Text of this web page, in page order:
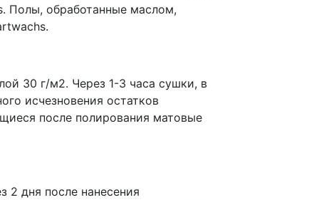
Полы, обработанные маслом,
30 г/м2. Через 1-3 часа сушки, в
исчезновения остатков
после полирования матовые
2 дня после нанесения